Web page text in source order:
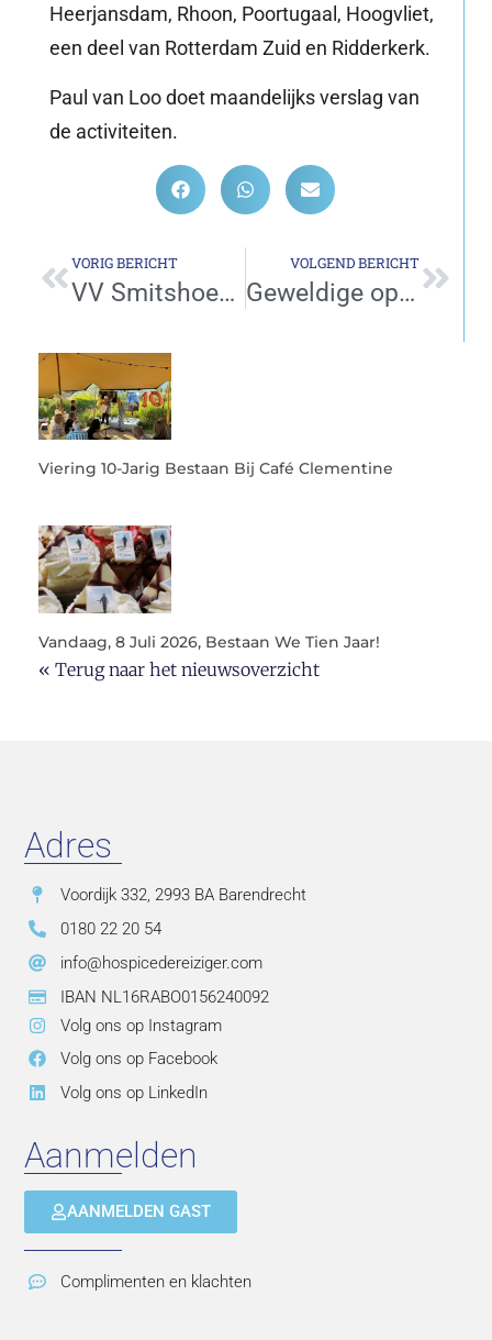
Heerjansdam, Rhoon, Poortugaal, Hoogvliet,
een deel van Rotterdam Zuid en Ridderkerk.
Paul van Loo doet maandelijks verslag van
de activiteiten.
VORIG BERICHT
VV Smitshoek ondersteunt Stichting Hospice De Reiziger
VOLGEND BERICHT
Geweldige opbrengst fundraisediner: 31.500 euro!
Viering 10-Jarig Bestaan Bij Café Clementine
Vandaag, 8 Juli 2026, Bestaan We Tien Jaar!
« Terug naar het nieuwsoverzicht
Adres
Voordijk 332, 2993 BA Barendrecht
0180 22 20 54
info@hospicedereiziger.com
IBAN NL16RABO0156240092
Volg ons op Instagram
Volg ons op Facebook
Volg ons op LinkedIn
Aanmelden
AANMELDEN GAST
Complimenten en klachten